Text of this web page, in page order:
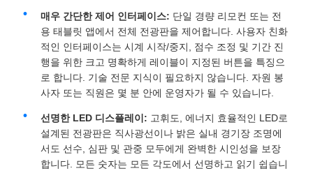
매우 간단한 제어 인터페이스: 단일 경량 리모컨 또는 전
용 태블릿 앱에서 전체 전광판을 제어합니다. 사용자 친화
적인 인터페이스는 시계 시작/중지, 점수 조정 및 기간 진
행을 위한 크고 명확하게 레이블이 지정된 버튼을 특징으
로 합니다. 기술 전문 지식이 필요하지 않습니다. 자원 봉
사자 또는 직원은 몇 분 안에 운영자가 될 수 있습니다.
선명한 LED 디스플레이: 고휘도, 에너지 효율적인 LED로
설계된 전광판은 직사광선이나 밝은 실내 경기장 조명에
서도 선수, 심판 및 관중 모두에게 완벽한 시인성을 보장
합니다. 모든 숫자는 모든 각도에서 선명하고 읽기 쉽습니